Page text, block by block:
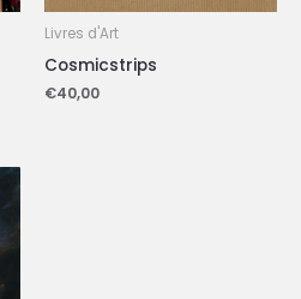
Livres d'Art
Cosmicstrips
€40,00